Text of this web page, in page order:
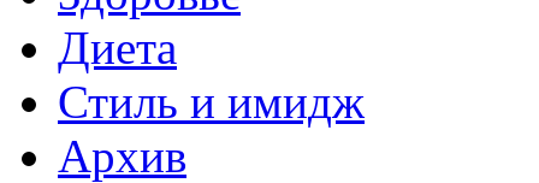
Диета
Стиль и имидж
Архив